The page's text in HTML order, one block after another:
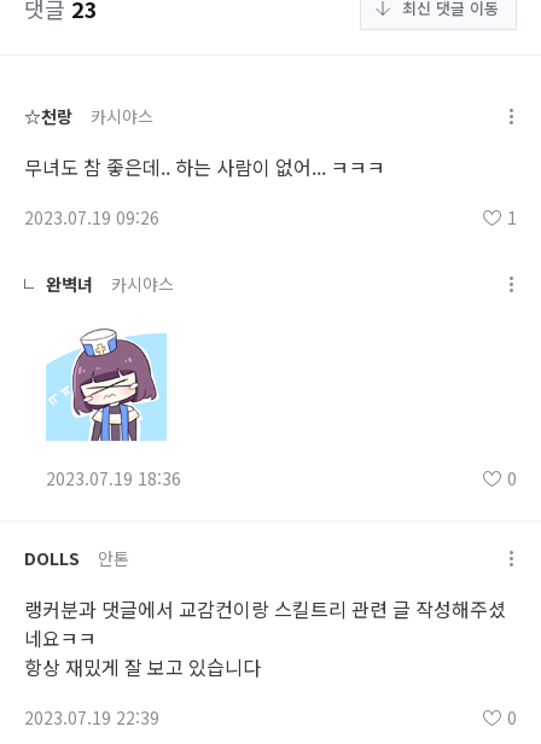
댓글 23 최신 댓글 이동
☆천랑 카시야스
무녀도 참 좋은데.. 하는 사람이 없어... ㅋㅋㅋ
2023.07.19 09:26 1
완벽녀 카시야스
2023.07.19 18:36 0
DOLLS 안톤
랭커분과 댓글에서 교감컨이랑 스킬트리 관련 글 작성해주셨
네요ㅋㅋ
항상 재밌게 잘 보고 있습니다
2023.07.19 22:39 0